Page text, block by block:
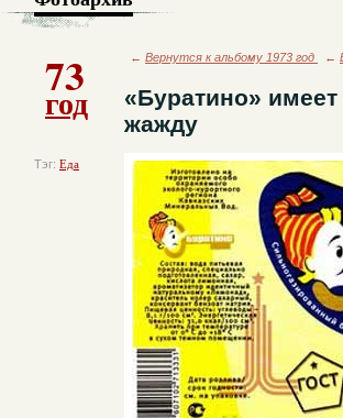
73
год
Тэг: Еда
← Вернутся к альбому 1973 год ←
«Буратино»
жажду